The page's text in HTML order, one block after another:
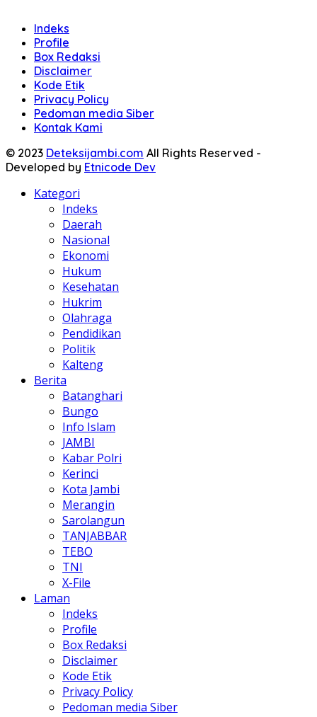
Indeks
Profile
Box Redaksi
Disclaimer
Kode Etik
Privacy Policy
Pedoman media Siber
Kontak Kami
© 2023 Deteksijambi.com All Rights Reserved -
Developed by Etnicode Dev
Kategori
Indeks
Daerah
Nasional
Ekonomi
Hukum
Kesehatan
Hukrim
Olahraga
Pendidikan
Politik
Kalteng
Berita
Batanghari
Bungo
Info Islam
JAMBI
Kabar Polri
Kerinci
Kota Jambi
Merangin
Sarolangun
TANJABBAR
TEBO
TNI
X-File
Laman
Indeks
Profile
Box Redaksi
Disclaimer
Kode Etik
Privacy Policy
Pedoman media Siber